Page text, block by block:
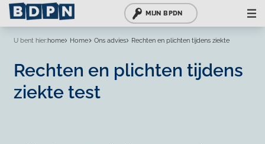
MIJN BPDN
U bent hier:home Home Ons advies Rechten en plichten tijdens ziekte
Rechten en plichten tijdens
ziekte test